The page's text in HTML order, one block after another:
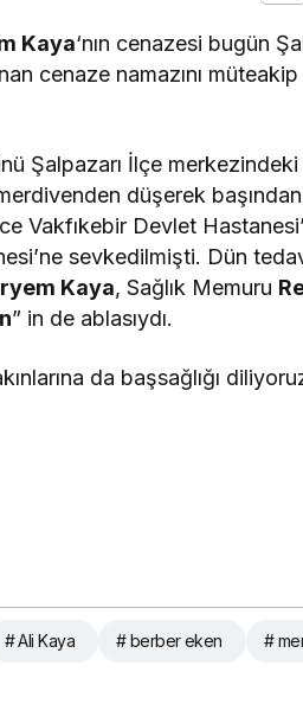
Kaya‘nın cenazesi bugün
cenaze namazını
Şalpazarı İlçe
düşerek
Vakfıkebir Devlet
sevkedilmişti. Dün
Kaya, Sağlık Memuru
” in de ablasıydı.
da başsağlığı
# Ali Kaya # berber eken #